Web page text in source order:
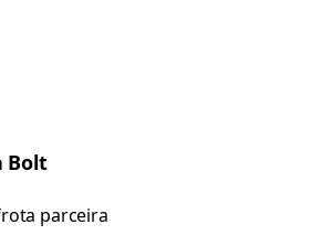
Bolt
parceira